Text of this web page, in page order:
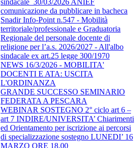
sindacale_30/03/2026 ANIEF
comunicazione da pubblicare in bacheca
Snadir Info-Point n.547 - Mobilità
territoriale/professionale e Graduatoria
Regionale del personale docente di
religione per l’a.s. 2026/2027 - All'albo
sindacale ex art.25 legge 300/1970
NEWS 16/3/2026 - MOBILITA'
DOCENTI E ATA: USCITA
L'ORDINANZA
GRANDE SUCCESSO SEMINARIO
FEDERATA A PESCARA
WEBINAR SOSTEGNO 2° ciclo art 6 –
art 7 INDIRE/UNIVERSITA’ Chiarimenti
ed Orientamento per iscrizione ai percorsi
di specializzazione sostegno LUNEDI’ 16
MARZO ORE 18.00